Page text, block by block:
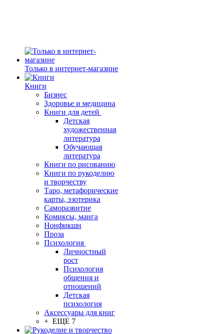
Только в интернет-магазине
Книги
Бизнес
Здоровье и медицина
Книги для детей
Детская
художественная
литература
Обучающая
литература
Книги по рисованию
Книги по рукоделию
и творчеству
Таро, метафорические
карты, эзотерика
Саморазвитие
Комиксы, манга
Нонфикшн
Проза
Психология
Личностный
рост
Психология
общения и
отношений
Детская
психология
Аксессуары для книг
+ ЕЩЕ 7